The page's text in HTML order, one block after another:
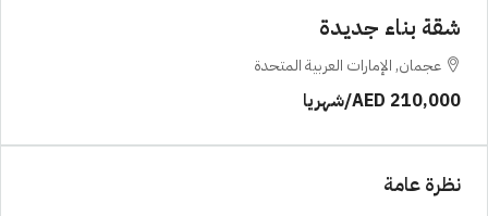
شقة بناء جديدة
عجمان, الإمارات العربية المتحدة
AED 210,000/شهريا
نظرة عامة